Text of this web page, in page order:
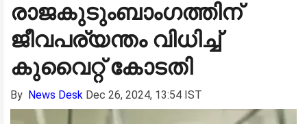
രാജകുടുംബാംഗത്തിന്
ജീവപര്യന്തം വിധിച്ച്
കുവൈറ്റ് കോടതി
By News Desk Dec 26, 2024, 13:54 IST